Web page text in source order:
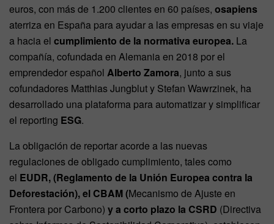
euros, con más de 1.200 clientes en 60 países, osapiens
aterriza en España para ayudar a las empresas en su viaje
a hacia el cumplimiento de la normativa europea. La
compañía, cofundada en Alemania en 2018 por el
emprendedor español Alberto Zamora, junto a sus
cofundadores Matthias Jungblut y Stefan Wawrzinek, ha
desarrollado una plataforma para automatizar y simplificar
el reporting ESG.
La obligación de reportar acorde a las nuevas
regulaciones de obligado cumplimiento, tales como
el EUDR, (Reglamento de la Unión Europea contra la
Deforestación), el CBAM (Mecanismo de Ajuste en
Frontera por Carbono) y a corto plazo la CSRD (Directiva